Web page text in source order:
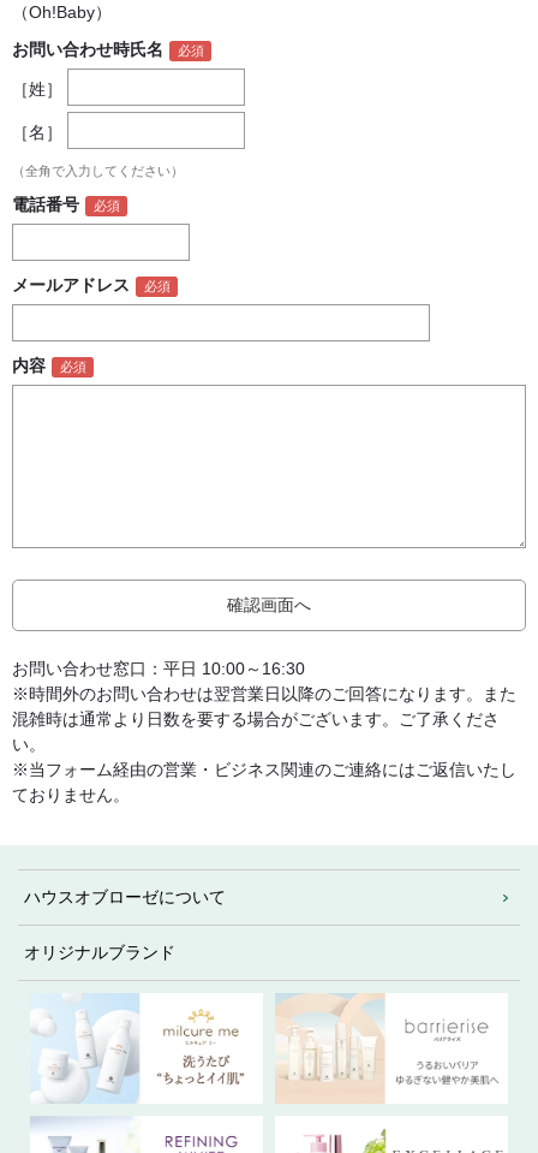
（Oh!Baby）
お問い合わせ時氏名
［姓］
［名］
（全角で入力してください）
電話番号
メールアドレス
内容
お問い合わせ窓口：平日 10:00～16:30
※時間外のお問い合わせは翌営業日以降のご回答になります。また
混雑時は通常より日数を要する場合がございます。ご了承くださ
い。
※当フォーム経由の営業・ビジネス関連のご連絡にはご返信いたし
ておりません。
ハウスオブローゼについて
オリジナルブランド